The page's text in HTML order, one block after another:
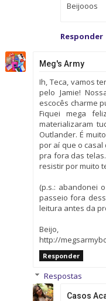
Beijooos
Responder
Meg's Army
Ih, Teca, vamos
pelo Jamie!
escocês charme
Fiquei mega
materializaram
Outlander. É
por aí que o
pra fora das
resistir por muito
(p.s.: abandonei
passeio fora
leitura antes da
Beijo,
http://
Responder
Respostas
Casos